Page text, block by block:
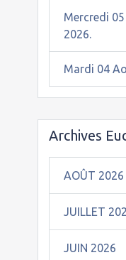
Mercredi
2026.
Mardi 04
Archives
AOÛT 2026
JUILLET
JUIN 2026